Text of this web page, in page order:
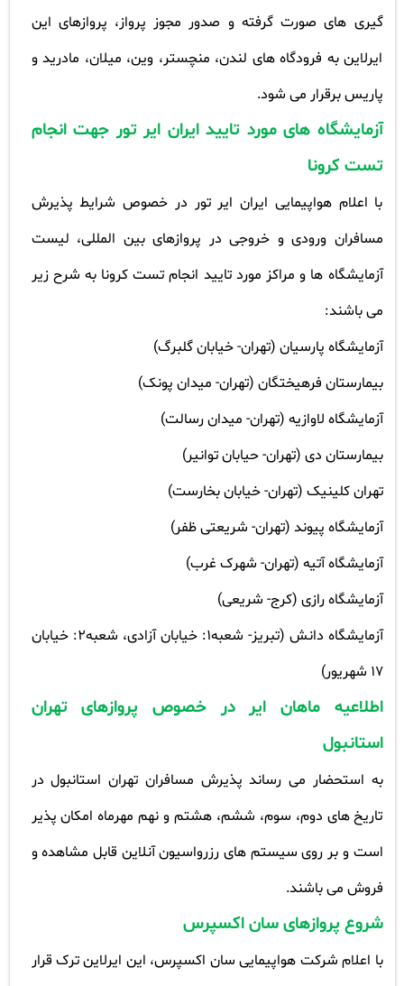
گیری های صورت گرفته و صدور مجوز پرواز، پروازهای این
ایرلاین به فرودگاه های لندن، منچستر، وین، میلان، مادرید و
پاریس برقرار می شود.
آزمایشگاه های مورد تایید ایران ایر تور جهت انجام
تست کرونا
با اعلام هواپیمایی ایران ایر تور در خصوص شرایط پذیرش
مسافران ورودی و خروجی در پروازهای بین المللی، لیست
آزمایشگاه ها و مراکز مورد تایید انجام تست کرونا به شرح زیر
می باشند:
آزمایشگاه پارسیان (تهران- خیابان گلبرگ)
بیمارستان فرهیختگان (تهران- میدان پونک)
آزمایشگاه لاوازیه (تهران- میدان رسالت)
بیمارستان دی (تهران- حیابان توانیر)
تهران کلینیک (تهران- خیابان بخارست)
آزمایشگاه پیوند (تهران- شریعتی ظفر)
آزمایشگاه آتیه (تهران- شهرک غرب)
آزمایشگاه رازی (کرج- شریعی)
آزمایشگاه دانش (تبریز- شعبه1: خیابان آزادی، شعبه2: خیابان
17 شهریور
)
اطلاعیه ماهان ایر در خصوص پروازهای تهران
استانبول
به استحضار می رساند پذیرش مسافران تهران استانبول در
تاریخ های دوم، سوم، ششم، هشتم و نهم مهرماه امکان پذیر
است و بر روی سیستم های رزرواسیون آنلاین قابل مشاهده و
فروش می باشند.
شروع پروازهای سان اکسپرس
با اعلام شرکت هواپیمایی سان اکسپرس، این ایرلاین ترک قرار